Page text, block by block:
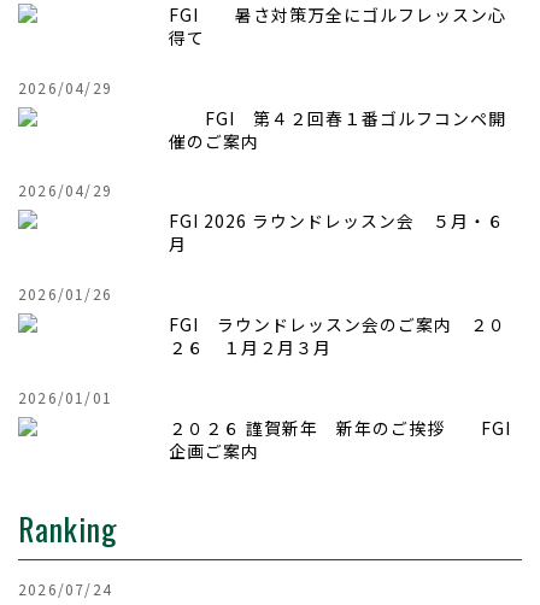
FGI 暑さ対策万全にゴルフレッスン心
得て
2026/04/29
FGI 第４２回春１番ゴルフコンペ開
催のご案内
2026/04/29
FGI 2026 ラウンドレッスン会 ５月・６
月
2026/01/26
FGI ラウンドレッスン会のご案内 ２０
２６ １月２月３月
2026/01/01
２０２６ 謹賀新年 新年のご挨拶 FGI
企画ご案内
Ranking
2026/07/24